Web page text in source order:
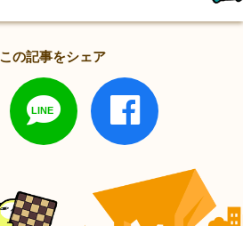
この記事をシェア